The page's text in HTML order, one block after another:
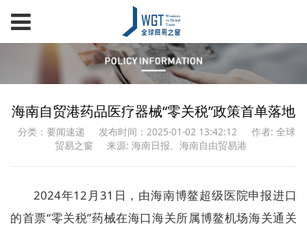
海南自贸港药品医疗器械“零关税”政策首单落地
分类：要闻速递 发布时间：2025-01-02 13:42:12
作者: 全球
贸易之窗
来源: 海南日报、海南自由贸易港
2024年12月31日，由海南博鳌超级医院申报进口
的首票“零关税”药械在海口海关所属博鳌机场海关通关